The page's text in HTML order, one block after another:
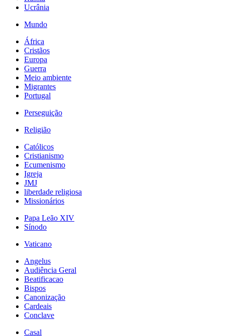
Ucrânia
Mundo
África
Cristãos
Europa
Guerra
Meio ambiente
Migrantes
Portugal
Perseguição
Religião
Católicos
Cristianismo
Ecumenismo
Igreja
JMJ
liberdade religiosa
Missionários
Papa Leão XIV
Sínodo
Vaticano
Angelus
Audiência Geral
Beatificacao
Bispos
Canonização
Cardeais
Conclave
Casal